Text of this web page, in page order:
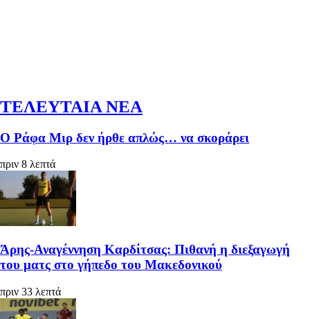
ΤΕΛΕΥΤΑΙΑ ΝΕΑ
Ο Ράφα Μιρ δεν ήρθε απλώς… να σκοράρει
πριν 8 λεπτά
Άρης-Αναγέννηση Καρδίτσας: Πιθανή η διεξαγωγή
του ματς στο γήπεδο του Μακεδονικού
πριν 33 λεπτά